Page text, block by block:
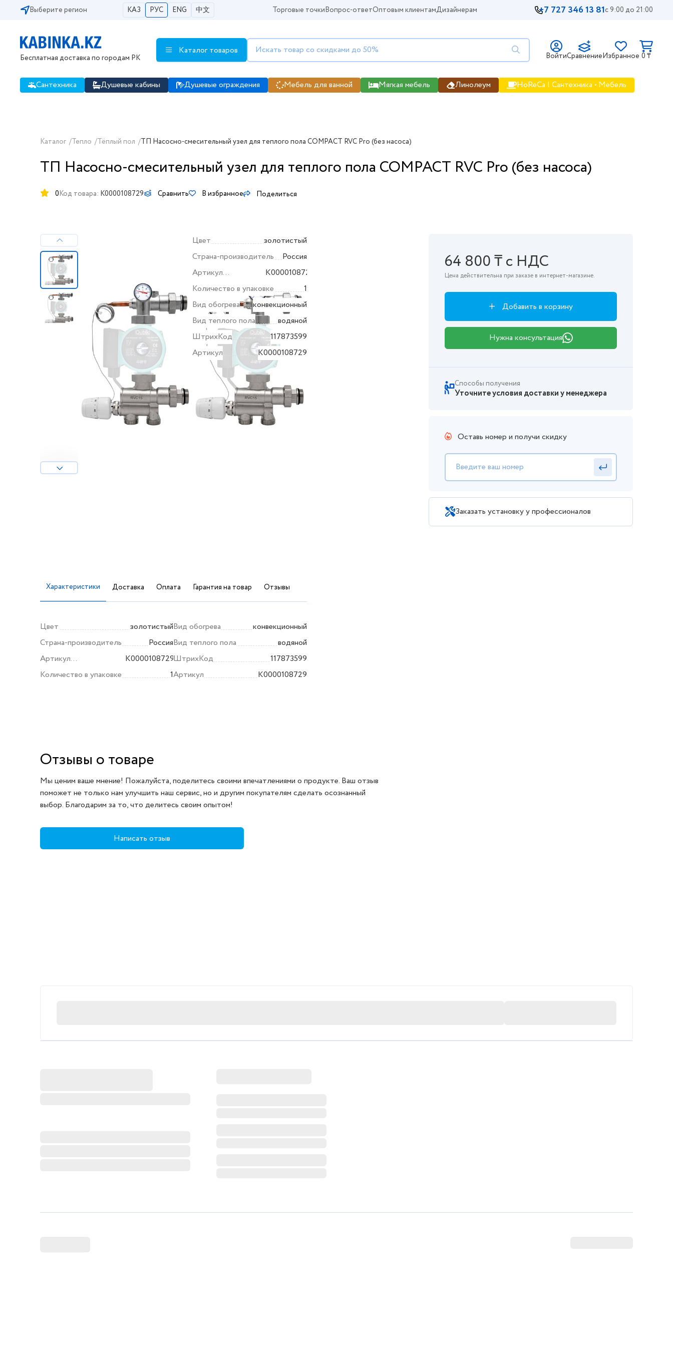
Выберите регион КАЗ РУС ENG 中文 Торговые точкиВопрос-ответОптовым клиентамДизайнерам +7 727 346 13 81с 9:00 до 21:00
Бесплатная доставка по городам РК
Каталог товаров ВойтиСравнениеИзбранное 0 ₸
Сантехника Душевые кабины Душевые ограждения Мебель для ванной Мягкая мебель Линолеум HoReCa | Сантехника • Мебель
Каталог /Тепло /Тёплый пол /ТП Насосно-смесительный узел для теплого пола COMPACT RVC Pro (без насоса)
ТП Насосно-смесительный узел для теплого пола COMPACT RVC Pro (без насоса)
0Код товара: K0000108729 Сравнить В избранное Поделиться
Цвет
золотистый
Страна-производитель
Россия
Артикул
производителя
K0000108729
Количество в упаковке
1
Вид обогрева
конвекционный
Вид теплого пола
водяной
ШтрихКод
117873599
Артикул
K0000108729
64 800 ₸ с НДС
Цена действительна при заказе в интернет-магазине.
Добавить в корзину
Нужна консультация
Способы получения
Уточните условия доставки у менеджера
Оставь номер и получи скидку
Заказать установку у профессионалов
Характеристики Доставка Оплата Гарантия на товар Отзывы
Цвет
золотистый
Страна-производитель
Россия
Артикул
производителя
K0000108729
Количество в упаковке
1
Вид обогрева
конвекционный
Вид теплого пола
водяной
ШтрихКод
117873599
Артикул
K0000108729
Отзывы о товаре
Мы ценим ваше мнение! Пожалуйста, поделитесь своими впечатлениями о продукте. Ваш отзыв
поможет не только нам улучшить наш сервис, но и другим покупателям сделать осознанный
выбор. Благодарим за то, что делитесь своим опытом!
Написать отзыв